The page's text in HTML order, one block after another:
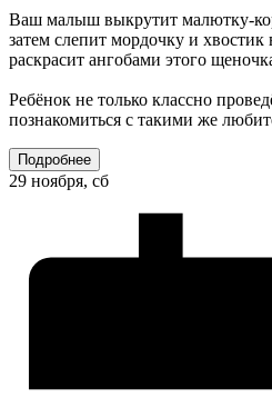
Ваш малыш выкрутит малютку-
затем слепит мордочку и
раскрасит ангобами этого
Ребёнок не только классно
познакомиться с такими же
Подробнее
29 ноября, сб